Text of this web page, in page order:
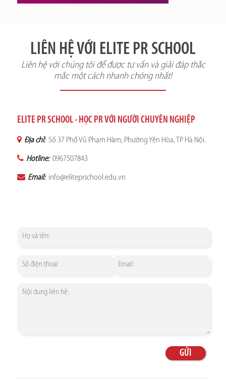
LIÊN HỆ VỚI ELITE PR SCHOOL
Liên hệ với chúng tôi để được tư vấn và giải đáp thắc
mắc một cách nhanh chóng nhất!
ELITE PR SCHOOL - HỌC PR VỚI NGƯỜI CHUYÊN NGHIỆP
Địa chỉ: Số 37 Phố Vũ Phạm Hàm, Phường Yên Hòa, TP Hà Nội.
Hotline: 0967507843
Email: info@eliteprschool.edu.vn